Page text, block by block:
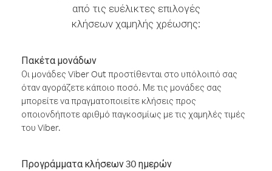
από τις ευέλικτες επιλογές
κλήσεων χαμηλής χρέωσης:
Πακέτα μονάδων
Οι μονάδες Viber Out προστίθενται στο υπόλοιπό σας
όταν αγοράζετε κάποιο ποσό. Με τις μονάδες σας
μπορείτε να πραγματοποιείτε κλήσεις προς
οποιονδήποτε αριθμό παγκοσμίως με τις χαμηλές τιμές
του Viber.
Προγράμματα κλήσεων 30 ημερών